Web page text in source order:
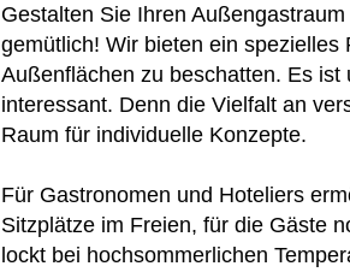
Gestalten Sie Ihren
gemütlich! Wir bieten ein
Außenflächen zu beschatten. Es
interessant. Denn die Vielfalt an
Raum für individuelle Konzepte.
Für Gastronomen und Hoteliers
Sitzplätze im Freien, für die Gäste
lockt bei hochsommerlichen